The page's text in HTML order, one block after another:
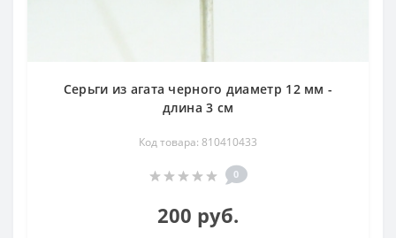
Серьги из агата черного диаметр 12 мм -
длина 3 см
Код товара: 810410433
0
200 руб.